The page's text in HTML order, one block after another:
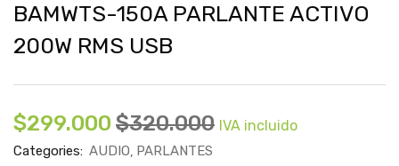
BAMWTS-150A PARLANTE ACTIVO
200W RMS USB
$299.000 $320.000 IVA incluido
Categories: AUDIO PARLANTES